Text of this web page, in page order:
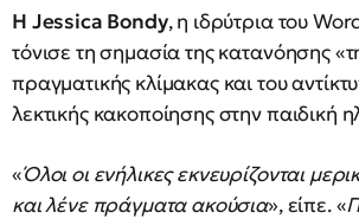
Η Jessica Bondy, η ιδρύτρια του
τόνισε τη σημασία της κατανόησης
πραγματικής κλίμακας και του
λεκτικής κακοποίησης στην παιδική
«Όλοι οι ενήλικες εκνευρίζονται
και λένε πράγματα ακούσια», είπε. «